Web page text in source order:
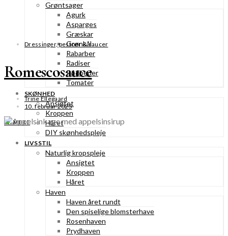
Grøntsager
Agurk
Asparges
Græskar
Grønkål
Rabarber
Radiser
Rødbeder
Tomater
SKØNHED
Ansigtet
Kroppen
Håret
DIY skønhedspleje
LIVSSTIL
Naturlig kropspleje
Ansigtet
Kroppen
Håret
Haven
Haven året rundt
Den spiselige blomsterhave
Rosenhaven
Prydhaven
Dressinger, pestoer & saucer
Romescosauce
Trine Ellegaard
10. februar 2025
SE MERE